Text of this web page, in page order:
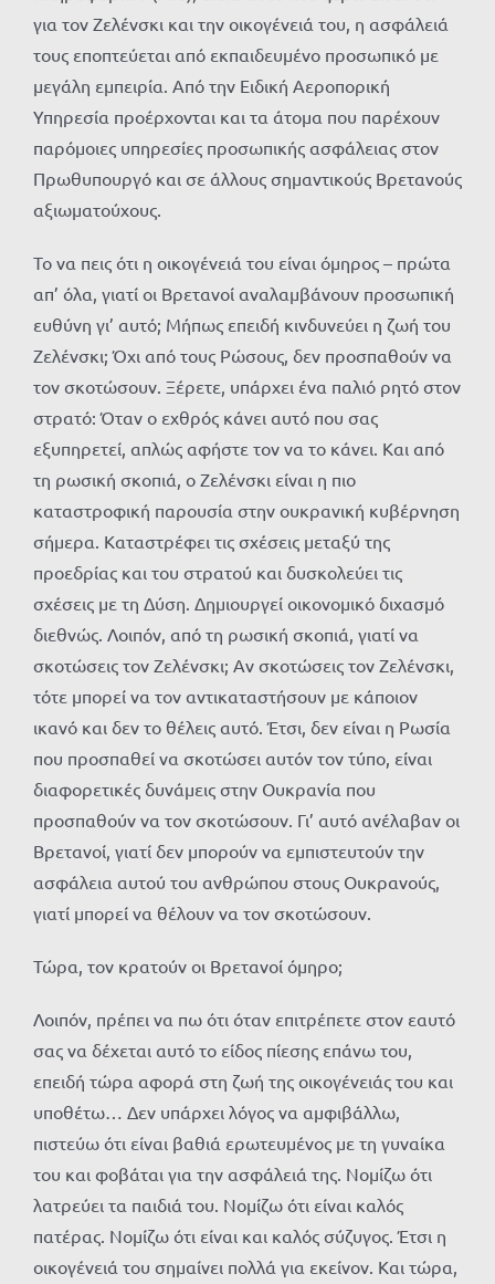
για τον Ζελένσκι και την οικογένειά του, η ασφάλειά
τους εποπτεύεται από εκπαιδευμένο προσωπικό με
μεγάλη εμπειρία. Από την Ειδική Αεροπορική
Υπηρεσία προέρχονται και τα άτομα που παρέχουν
παρόμοιες υπηρεσίες προσωπικής ασφάλειας στον
Πρωθυπουργό και σε άλλους σημαντικούς Βρετανούς
αξιωματούχους.
Το να πεις ότι η οικογένειά του είναι όμηρος – πρώτα
απ’ όλα, γιατί οι Βρετανοί αναλαμβάνουν προσωπική
ευθύνη γι’ αυτό; Μήπως επειδή κινδυνεύει η ζωή του
Ζελένσκι; Όχι από τους Ρώσους, δεν προσπαθούν να
τον σκοτώσουν. Ξέρετε, υπάρχει ένα παλιό ρητό στον
στρατό: Όταν ο εχθρός κάνει αυτό που σας
εξυπηρετεί, απλώς αφήστε τον να το κάνει. Και από
τη ρωσική σκοπιά, ο Ζελένσκι είναι η πιο
καταστροφική παρουσία στην ουκρανική κυβέρνηση
σήμερα. Καταστρέφει τις σχέσεις μεταξύ της
προεδρίας και του στρατού και δυσκολεύει τις
σχέσεις με τη Δύση. Δημιουργεί οικονομικό διχασμό
διεθνώς. Λοιπόν, από τη ρωσική σκοπιά, γιατί να
σκοτώσεις τον Ζελένσκι; Αν σκοτώσεις τον Ζελένσκι,
τότε μπορεί να τον αντικαταστήσουν με κάποιον
ικανό και δεν το θέλεις αυτό. Έτσι, δεν είναι η Ρωσία
που προσπαθεί να σκοτώσει αυτόν τον τύπο, είναι
διαφορετικές δυνάμεις στην Ουκρανία που
προσπαθούν να τον σκοτώσουν. Γι’ αυτό ανέλαβαν οι
Βρετανοί, γιατί δεν μπορούν να εμπιστευτούν την
ασφάλεια αυτού του ανθρώπου στους Ουκρανούς,
γιατί μπορεί να θέλουν να τον σκοτώσουν.
Τώρα, τον κρατούν οι Βρετανοί όμηρο;
Λοιπόν, πρέπει να πω ότι όταν επιτρέπετε στον εαυτό
σας να δέχεται αυτό το είδος πίεσης επάνω του,
επειδή τώρα αφορά στη ζωή της οικογένειάς του και
υποθέτω… Δεν υπάρχει λόγος να αμφιβάλλω,
πιστεύω ότι είναι βαθιά ερωτευμένος με τη γυναίκα
του και φοβάται για την ασφάλειά της. Νομίζω ότι
λατρεύει τα παιδιά του. Νομίζω ότι είναι καλός
πατέρας. Νομίζω ότι είναι και καλός σύζυγος. Έτσι η
οικογένειά του σημαίνει πολλά για εκείνον. Και τώρα,